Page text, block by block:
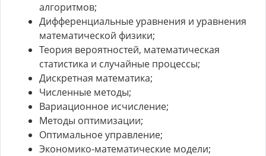
алгоритмов;
Дифференциальные уравнения и уравнения
математической физики;
Теория вероятностей, математическая
статистика и случайные процессы;
Дискретная математика;
Численные методы;
Вариационное исчисление;
Методы оптимизации;
Оптимальное управление;
Экономико-математические модели;